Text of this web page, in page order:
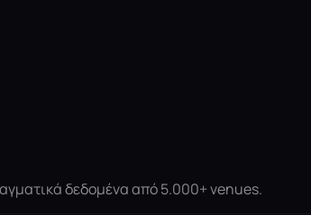
δεδομένα από 5.000+ venues.